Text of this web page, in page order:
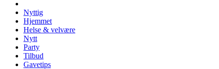
Nyttig
Hjemmet
Helse & velvære
Nytt
Party
Tilbud
Gavetips